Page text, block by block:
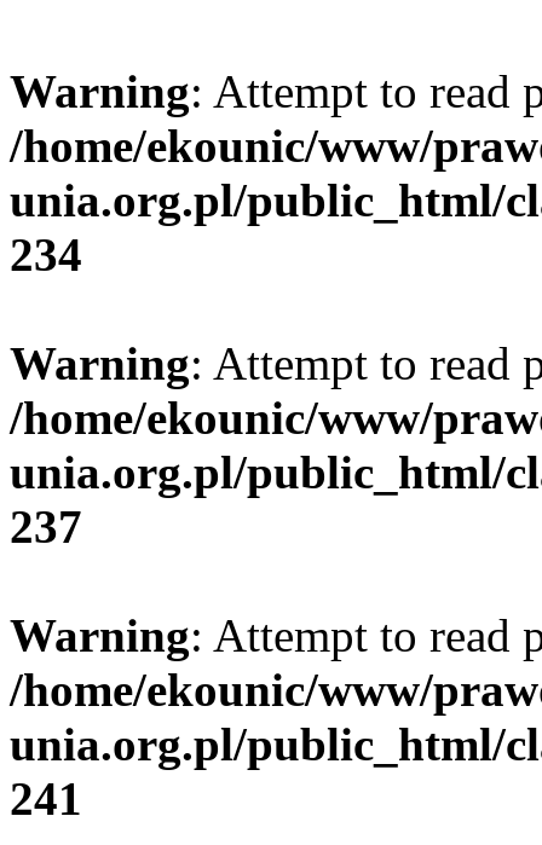
Warning: Attempt to read
/home/ekounic/www/
unia.org.pl/public_html/
234
Warning: Attempt to read
/home/ekounic/www/
unia.org.pl/public_html/
237
Warning: Attempt to read
/home/ekounic/www/
unia.org.pl/public_html/
241